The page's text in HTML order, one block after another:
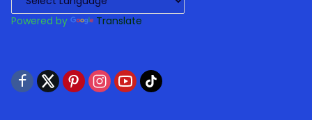
Powered by Translate